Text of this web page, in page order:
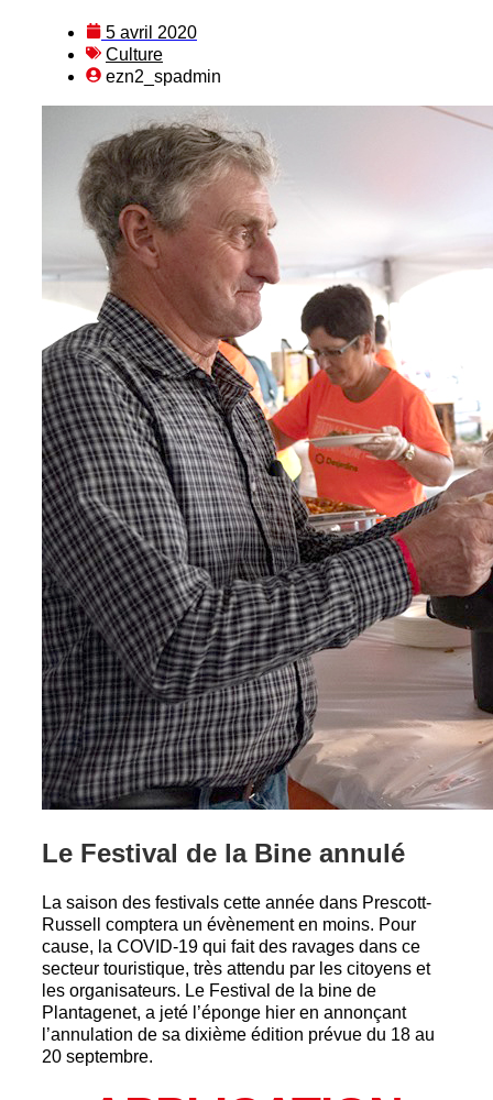
5 avril 2020
Culture
ezn2_spadmin
Le Festival de la Bine annulé
La saison des festivals cette année dans Prescott-
Russell comptera un évènement en moins. Pour
cause, la COVID-19 qui fait des ravages dans ce
secteur touristique, très attendu par les citoyens et
les organisateurs. Le Festival de la bine de
Plantagenet, a jeté l’éponge hier en annonçant
l’annulation de sa dixième édition prévue du 18 au
20 septembre.